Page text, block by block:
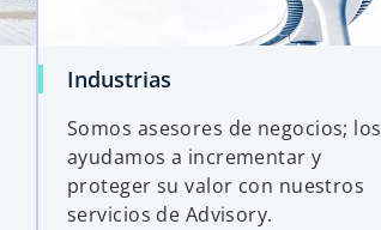
Industrias
Somos asesores de negocios; los
ayudamos a incrementar y
proteger su valor con nuestros
servicios de Advisory.